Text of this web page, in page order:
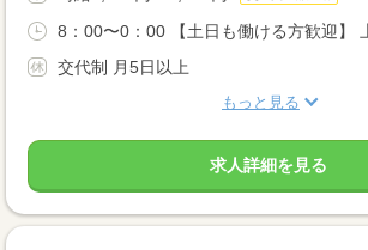
8：00〜0：00 【土日も働ける方歓迎】
交代制 月5日以上
もっと見る
求人詳細を見る